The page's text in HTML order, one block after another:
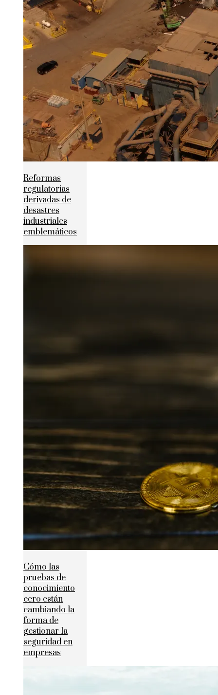
Reformas
regulatorias
derivadas de
desastres
industriales
emblemáticos
Cómo las
pruebas de
conocimiento
cero están
cambiando la
forma de
gestionar la
seguridad en
empresas